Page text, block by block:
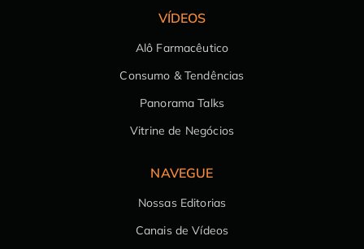
VÍDEOS
Alô Farmacêutico
Consumo & Tendências
Panorama Talks
Vitrine de Negócios
NAVEGUE
Nossas Editorias
Canais de Vídeos